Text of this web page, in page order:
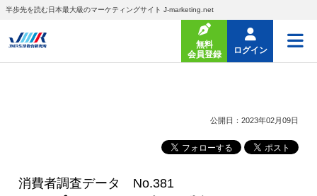
半歩先を読む日本最大級のマーケティングサイト J-marketing.net
無料
会員登録
ログイン
公開日：2023年02月09日
消費者調査データ No.381